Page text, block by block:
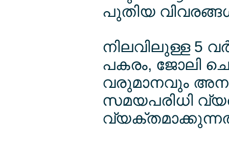
പുതിയ
നിലവിലുള്ള 5
പകരം, ജോലി
വരുമാനവും
സമയപരിധി